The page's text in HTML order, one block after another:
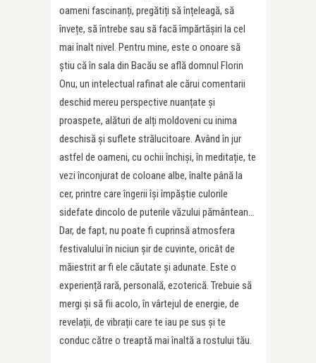
oameni fascinanți, pregătiți să înțeleagă, să
învețe, să întrebe sau să facă împărtășiri la cel
mai înalt nivel. Pentru mine, este o onoare să
știu că în sala din Bacău se află domnul Florin
Onu, un intelectual rafinat ale cărui comentarii
deschid mereu perspective nuanțate și
proaspete, alături de alți moldoveni cu inima
deschisă și suflete strălucitoare. Având în jur
astfel de oameni, cu ochii închiși, în meditație, te
vezi înconjurat de coloane albe, înalte până la
cer, printre care îngerii își împăștie culorile
sidefate dincolo de puterile văzului pământean…
Dar, de fapt, nu poate fi cuprinsă atmosfera
festivalului în niciun șir de cuvinte, oricât de
măiestrit ar fi ele căutate și adunate. Este o
experiență rară, personală, ezoterică. Trebuie să
mergi și să fii acolo, în vârtejul de energie, de
revelații, de vibrații care te iau pe sus și te
conduc către o treaptă mai înaltă a rostului tău.